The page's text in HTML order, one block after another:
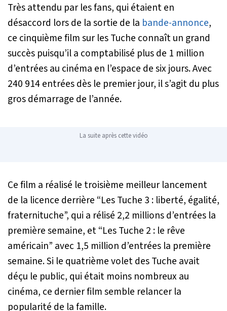
Très attendu par les fans, qui étaient en
désaccord lors de la sortie de la bande-annonce,
ce cinquième film sur les Tuche connaît un grand
succès puisqu’il a comptabilisé plus de 1 million
d’entrées au cinéma en l’espace de six jours. Avec
240 914 entrées dès le premier jour, il s’agit du plus
gros démarrage de l’année.
La suite après cette vidéo
Ce film a réalisé le troisième meilleur lancement
de la licence derrière “Les Tuche 3 : liberté, égalité,
fraternituche”, qui a rélisé 2,2 millions d’entrées la
première semaine, et “Les Tuche 2 : le rêve
américain” avec 1,5 million d’entrées la première
semaine. Si le quatrième volet des Tuche avait
déçu le public, qui était moins nombreux au
cinéma, ce dernier film semble relancer la
popularité de la famille.